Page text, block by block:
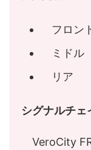
フロン
ミドル
リア
シグナルチェ
VeroCity